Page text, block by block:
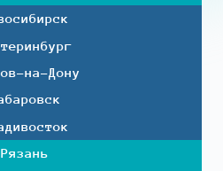
на-Дону
Рязань